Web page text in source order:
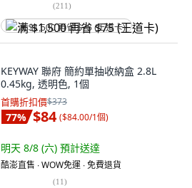
(211)
满 $1,500 再省 $75 (王道卡)
KEYWAY 聯府 簡約單抽收納盒 2.8L
0.45kg, 透明色, 1個
首購折扣價$373
77% $84 ($84.00/1個)
明天 8/8 (六) 預計送達
酷澎直售 ∙ WOW免運 ∙ 免費退貨
(11)